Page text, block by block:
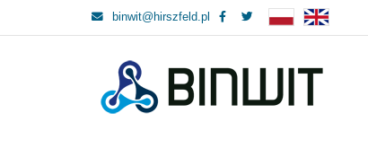
binwit@hirszfeld.pl Facebook
Twitter